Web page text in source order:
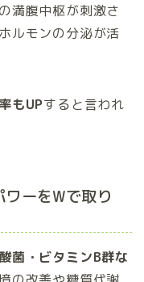
満腹中枢が刺激さ
ルモンの分泌が活
もUPすると言われ
ーをWで取り
菌・ビタミンB群な